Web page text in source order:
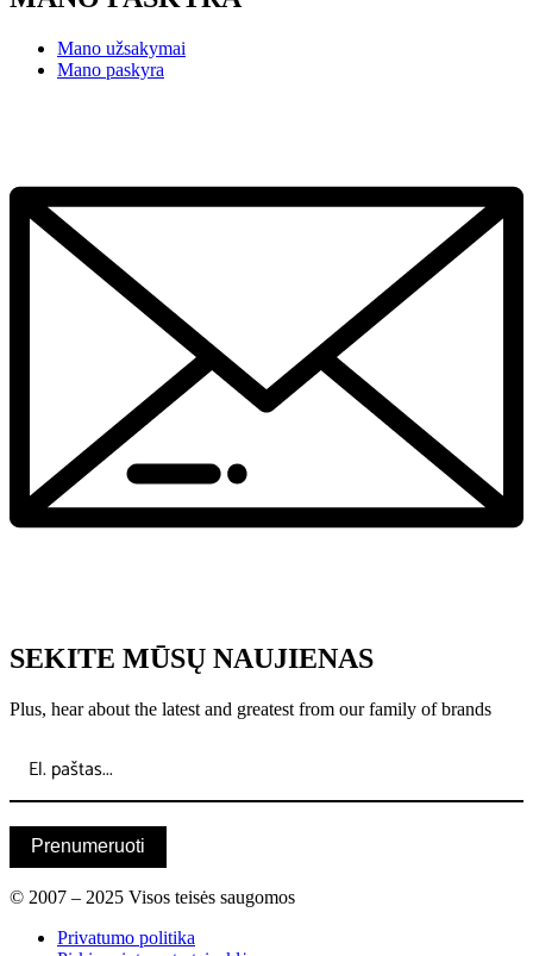
Mano užsakymai
Mano paskyra
SEKITE MŪSŲ NAUJIENAS
Plus, hear about the latest and greatest from our family of brands
Prenumeruoti
© 2007 – 2025 Visos teisės saugomos
Privatumo politika